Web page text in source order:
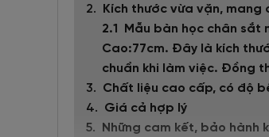
Kích thước vừa vặn,
Mẫu bàn học chân sắt
Cao:77cm. Đây là kích
chuẩn khi làm việc. Đồng
Chất liệu cao cấp, có độ
Giá cả hợp lý
Những cam kết, bảo hành